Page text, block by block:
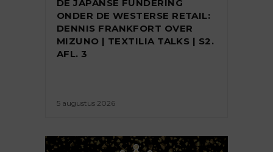
DE JAPANSE FUNDERING
ONDER DE WESTERSE RETAIL:
DENNIS FRANKFORT OVER
MIZUNO | TEXTILIA TALKS | S2.
AFL. 3
5 augustus 2026